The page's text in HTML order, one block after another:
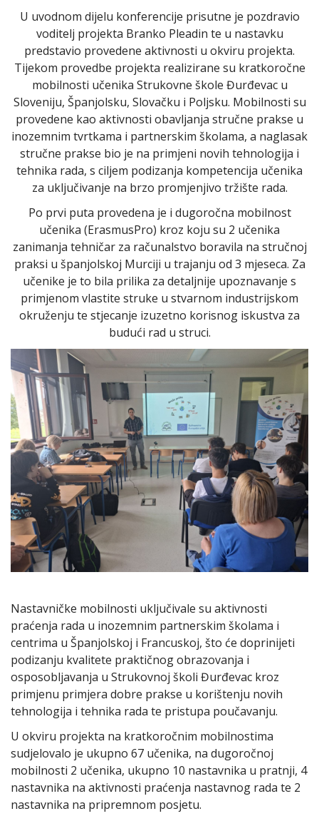
U uvodnom dijelu konferencije prisutne je pozdravio
voditelj projekta Branko Pleadin te u nastavku
predstavio provedene aktivnosti u okviru projekta.
Tijekom provedbe projekta realizirane su kratkoročne
mobilnosti učenika Strukovne škole Đurđevac u
Sloveniju, Španjolsku, Slovačku i Poljsku. Mobilnosti su
provedene kao aktivnosti obavljanja stručne prakse u
inozemnim tvrtkama i partnerskim školama, a naglasak
stručne prakse bio je na primjeni novih tehnologija i
tehnika rada, s ciljem podizanja kompetencija učenika
za uključivanje na brzo promjenjivo tržište rada.
Po prvi puta provedena je i dugoročna mobilnost
učenika (ErasmusPro) kroz koju su 2 učenika
zanimanja tehničar za računalstvo boravila na stručnoj
praksi u španjolskoj Murciji u trajanju od 3 mjeseca. Za
učenike je to bila prilika za detaljnije upoznavanje s
primjenom vlastite struke u stvarnom industrijskom
okruženju te stjecanje izuzetno korisnog iskustva za
budući rad u struci.
Nastavničke mobilnosti uključivale su aktivnosti
praćenja rada u inozemnim partnerskim školama i
centrima u Španjolskoj i Francuskoj, što će doprinijeti
podizanju kvalitete praktičnog obrazovanja i
osposobljavanja u Strukovnoj školi Đurđevac kroz
primjenu primjera dobre prakse u korištenju novih
tehnologija i tehnika rada te pristupa poučavanju.
U okviru projekta na kratkoročnim mobilnostima
sudjelovalo je ukupno 67 učenika, na dugoročnoj
mobilnosti 2 učenika, ukupno 10 nastavnika u pratnji, 4
nastavnika na aktivnosti praćenja nastavnog rada te 2
nastavnika na pripremnom posjetu.